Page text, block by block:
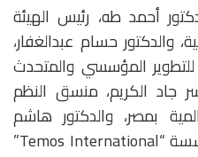
أحمد طه، رئيس الهيئة
والدكتور حسام عبدالغفار،
المؤسسي والمتحدث
جاد الكريم، منسق النظم
بمصر، والدكتور هاشم
الفاضل، المدير الإقليمي لمؤسسة “Temos International”